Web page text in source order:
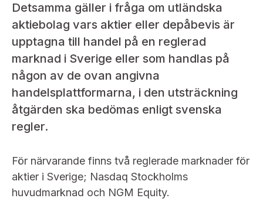
Huvudmän
Verksamhetsberättelser
Publikationer och anföranden
Avgifter
Prenumerera
Detsamma gäller i fråga om utländska
aktiebolag vars aktier eller depåbevis är
upptagna till handel på en reglerad
marknad i Sverige eller som handlas på
någon av de ovan angivna
handelsplattformarna, i den utsträckning
åtgärden ska bedömas enligt svenska
regler.
För närvarande finns två reglerade marknader för
aktier i Sverige; Nasdaq Stockholms
huvudmarknad och NGM Equity.